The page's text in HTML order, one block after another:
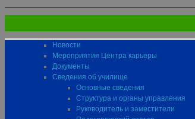
Новости
Мероприятия Центра карьеры
Документы
Сведения об училище
Основные сведения
Структура и органы управления
Руководитель и заместители